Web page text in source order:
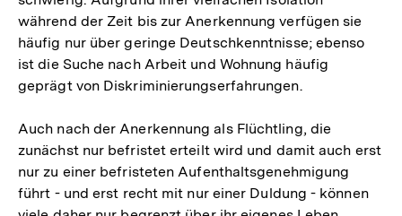
während der Zeit bis zur Anerkennung verfügen sie
häufig nur über geringe Deutschkenntnisse; ebenso
ist die Suche nach Arbeit und Wohnung häufig
geprägt von Diskriminierungserfahrungen.
Auch nach der Anerkennung als Flüchtling, die
zunächst nur befristet erteilt wird und damit auch erst
nur zu einer befristeten Aufenthaltsgenehmigung
führt - und erst recht mit nur einer Duldung - können